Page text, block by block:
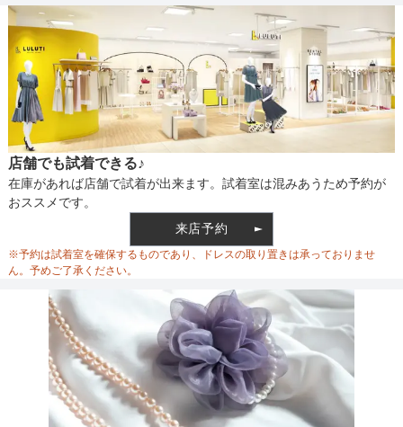
印象♪
丈
生地の厚さ
裏地
ウエスト調整
備考
素材
店舗でも試着できる♪
在庫があれば店舗で試着が出来ます。試着室は混みあうため予約が
おススメです。
来店予約
※予約は試着室を確保するものであり、ドレスの取り置きは承っておりませ
ん。予めご了承ください。